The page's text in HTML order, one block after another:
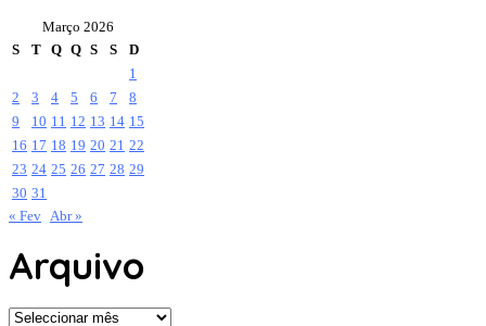
Março 2026
S
T Q Q S S
D
1
2
3 4 5 6 7
8
9
10 11 12 13 14 15
16 17 18 19 20 21 22
23 24 25 26 27 28 29
30 31
« Fev Abr »
Arquivo
Arquivo